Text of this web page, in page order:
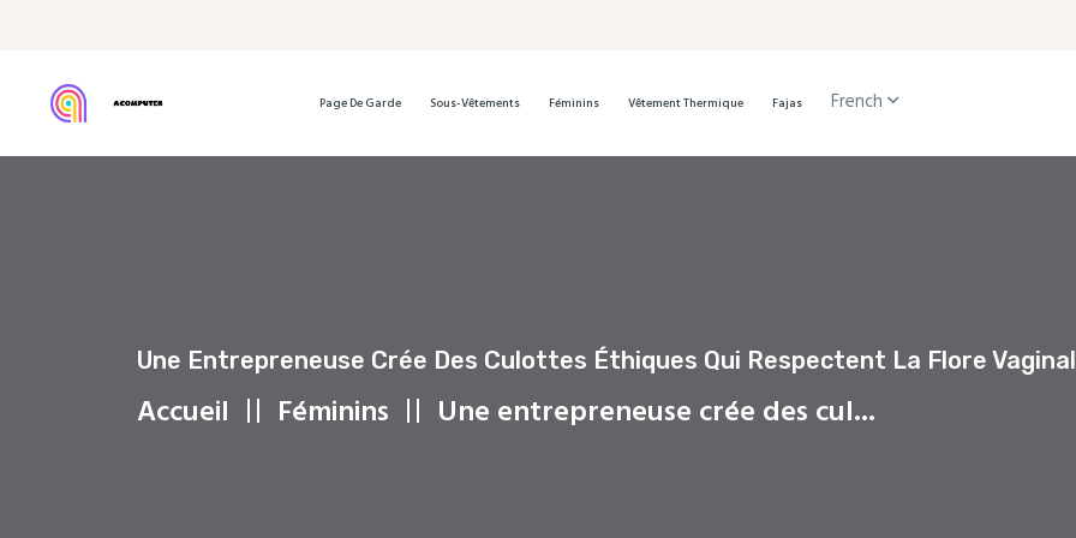
Page De Garde Sous-Vêtements Féminins Vêtement Thermique Fajas French
Une Entrepreneuse Crée Des Culottes Éthiques Qui Respectent La Flore
Accueil Féminins Une entrepreneuse crée des cul...